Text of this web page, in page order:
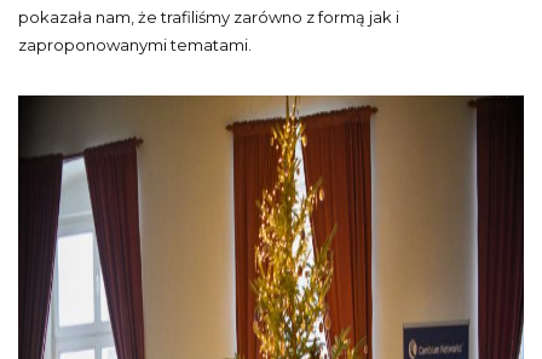
pokazała nam, że trafiliśmy zarówno z formą jak i
zaproponowanymi tematami.